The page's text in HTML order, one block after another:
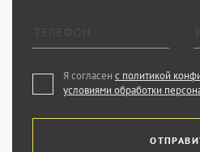
Я согласен с политикой
условиями обработки